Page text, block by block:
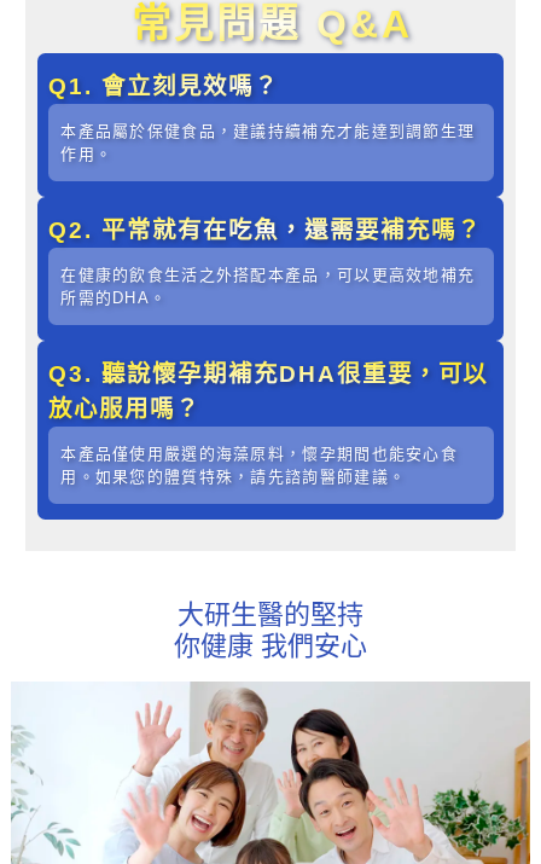
常見問題 Q&A
Q1. 會立刻見效嗎？
本產品屬於保健食品，建議持續補充才能達到調節生理
作用。
Q2. 平常就有在吃魚，還需要補充嗎？
在健康的飲食生活之外搭配本產品，可以更高效地補充
所需的DHA。
Q3. 聽說懷孕期補充DHA很重要，可以
放心服用嗎？
本產品僅使用嚴選的海藻原料，懷孕期間也能安心食
用。如果您的體質特殊，請先諮詢醫師建議。
大研生醫的堅持
你健康 我們安心